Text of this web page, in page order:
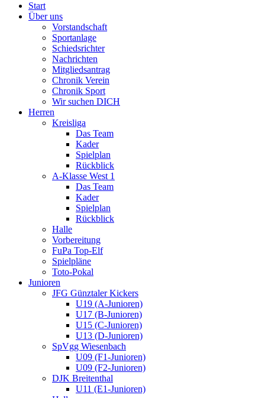
Start
Über uns
Vorstandschaft
Sportanlage
Schiedsrichter
Nachrichten
Mitgliedsantrag
Chronik Verein
Chronik Sport
Wir suchen DICH
Herren
Kreisliga
Das Team
Kader
Spielplan
Rückblick
A-Klasse West 1
Das Team
Kader
Spielplan
Rückblick
Halle
Vorbereitung
FuPa Top-Elf
Spielpläne
Toto-Pokal
Junioren
JFG Günztaler Kickers
U19 (A-Junioren)
U17 (B-Junioren)
U15 (C-Junioren)
U13 (D-Junioren)
SpVgg Wiesenbach
U09 (F1-Junioren)
U09 (F2-Junioren)
DJK Breitenthal
U11 (E1-Junioren)